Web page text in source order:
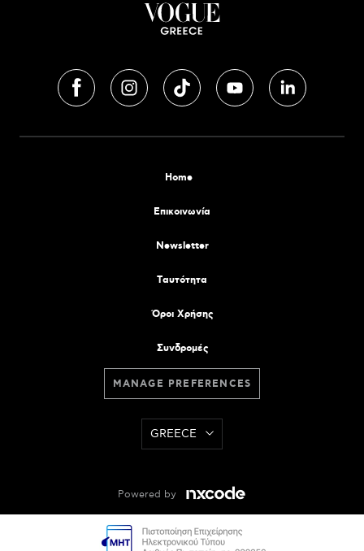
Home
Επικοινωνία
Newsletter
Tαυτότητα
Όροι Χρήσης
Συνδρομές
MANAGE PREFERENCES
GREECE
Powered by